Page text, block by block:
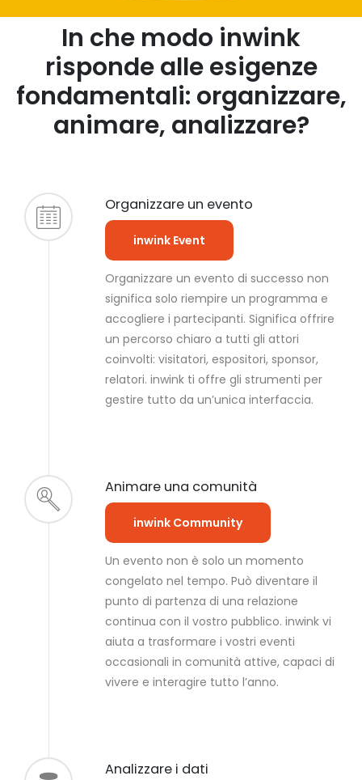
In che modo inwink
risponde alle esigenze
fondamentali: organizzare,
animare, analizzare?
Organizzare un evento
inwink Event
Organizzare un evento di successo non
significa solo riempire un programma e
accogliere i partecipanti. Significa offrire
un percorso chiaro a tutti gli attori
coinvolti: visitatori, espositori, sponsor,
relatori. inwink ti offre gli strumenti per
gestire tutto da un’unica interfaccia.
Animare una comunità
inwink Community
Un evento non è solo un momento
congelato nel tempo. Può diventare il
punto di partenza di una relazione
continua con il vostro pubblico. inwink vi
aiuta a trasformare i vostri eventi
occasionali in comunità attive, capaci di
vivere e interagire tutto l’anno.
Analizzare i dati